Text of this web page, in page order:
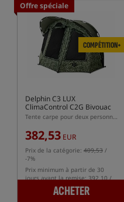
Offre spéciale
COMPÉTITION+
Delphin C3 LUX
ClimaControl C2G Bivouac
Tente carpe pour deux personnes
382,53 EUR
Prix de la catégorie: 409,53 /
-7%
Prix minimum à partir de 30
jours avant la remise: 392.10 /
ACHETER